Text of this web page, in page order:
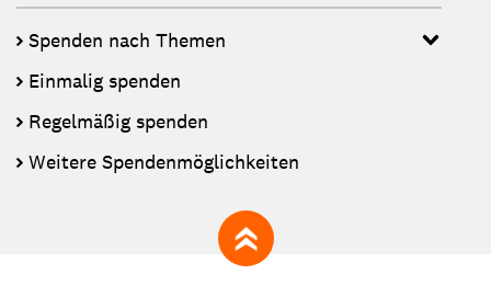
Spenden nach Themen
Einmalig spenden
Regelmäßig spenden
Weitere Spendenmöglichkeiten
zum Seitenanfang